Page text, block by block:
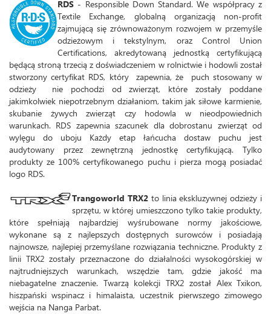
RDS - Responsible Down Standard. We współpracy z
Textile Exchange, globalną organizacją non-profit
zajmującą się zrównoważonym rozwojem w przemyśle
odzieżowym i tekstylnym, oraz Control Union
Certifications, akredytowaną jednostką certyfikującą
będącą stroną trzecią z doświadczeniem w rolnictwie i hodowli został
stworzony certyfikat RDS, który zapewnia, że ​​ puch stosowany w
odzieży nie pochodzi od zwierząt, które zostały poddane
jakimkolwiek niepotrzebnym działaniom, takim jak siłowe karmienie,
skubanie żywych zwierząt czy hodowla w nieodpowiednich
warunkach. RDS zapewnia szacunek dla dobrostanu zwierząt od
wylęgu do uboju Każdy etap łańcucha dostaw puchu jest
audytowany przez zewnętrzną jednostkę certyfikującą. Tylko
produkty ze 100% certyfikowanego puchu i pierza mogą posiadać
logo RDS.
Trangoworld TRX2to linia ekskluzywnej odzieży i
sprzętu, w której umieszczono tylko takie produkty,
które spełniają najbardziej wyśrubowane normy jakościowe,
wykonane są z najlepszych dostępnych surowców i posiadają
najnowsze, najlepiej przemyślane rozwiązania techniczne. Produkty z
linii TRX2 zostały przeznaczone do działalności wysokogórskiej w
najtrudniejszych warunkach, wszędzie tam, gdzie jakość ma
niebagatelne znaczenie. Twarzą kolekcji TRX2 został Alex Txikon,
hiszpański wspinacz i himalaista, uczestnik pierwszego zimowego
wejścia na Nanga Parbat.